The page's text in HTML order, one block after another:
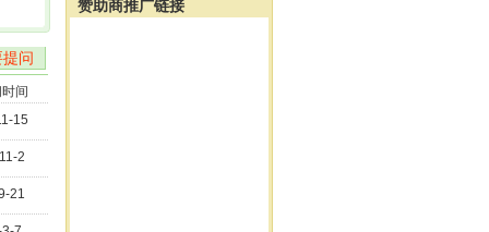
问
间
15
2
21
赞助商推广链接